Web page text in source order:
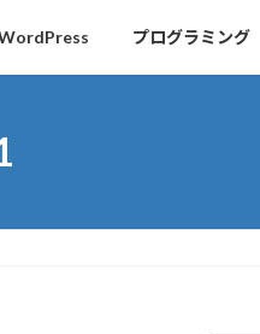
プログラミング